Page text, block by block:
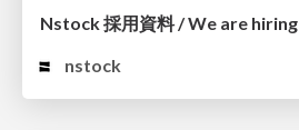
Nstock 採用資料 / We are hiring
nstock